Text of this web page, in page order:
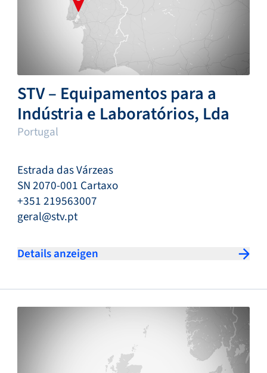
STV – Equipamentos para a
Indústria e Laboratórios, Lda
Portugal
Estrada das Várzeas
SN 2070-001 Cartaxo
+351 219563007
geral@stv.pt
Details anzeigen